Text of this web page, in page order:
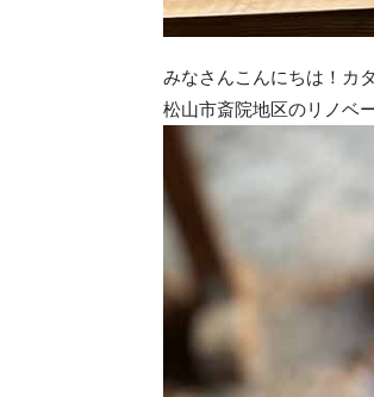
みなさんこんにちは！カ
松山市斎院地区のリノベ